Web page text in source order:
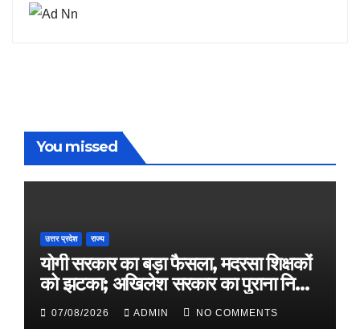
You missed
उत्तर प्रदेश राज्य
योगी सरकार का बड़ा फैसला, मदरसा शिक्षकों
को झटका; अखिलेश सरकार का पुराना निर्णय
पलटा
07/08/2026 ADMIN NO COMMENTS